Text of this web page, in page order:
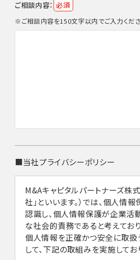
ご相談内容： 必須
※ご相談内容を150文字以内でご入力くださ
■当社プライバシーポリシー
M&Aキャピタルパートナーズ株
社」といいます。）では、個人情
認識し、個人情報保護が企業活
な社会的責務であると考えており
個人情報を正確かつ安全に取扱
して、下記の取組みを実施してお